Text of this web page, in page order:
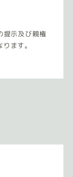
提示及び親権
ます。